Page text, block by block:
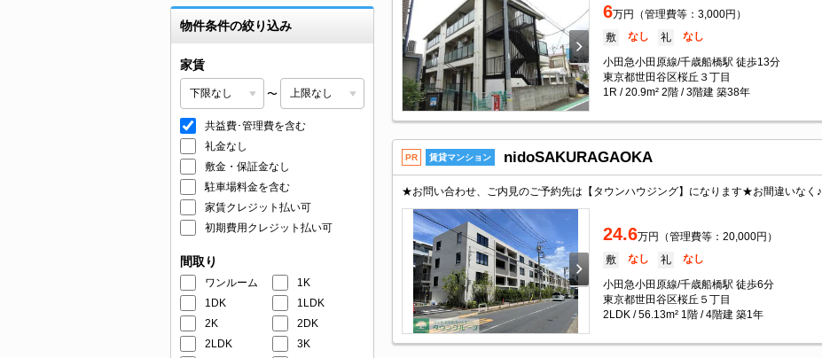
物件条件の絞り込み
家賃
〜
共益費･管理費を含む
礼金なし
敷金・保証金なし
駐車場料金を含む
家賃クレジット払い可
初期費用クレジット払い可
間取り
ワンルーム
1K
1DK
1LDK
2K
2DK
2LDK
3K
6万円（管理費等：3,000円）
敷 なし 礼 なし
小田急小田原線/千歳船橋駅 徒歩13分
東京都世田谷区桜丘３丁目
1R / 20.9m² 2階 / 3階建 築38年
PR 賃貸マンション nidoSAKURAGAOKA
★お問い合わせ、ご内見のご予約先は【タウンハウジング】になります★お間違いなく♪
24.6万円（管理費等：20,000円）
敷 なし 礼 なし
小田急小田原線/千歳船橋駅 徒歩6分
東京都世田谷区桜丘５丁目
2LDK / 56.13m² 1階 / 4階建 築1年